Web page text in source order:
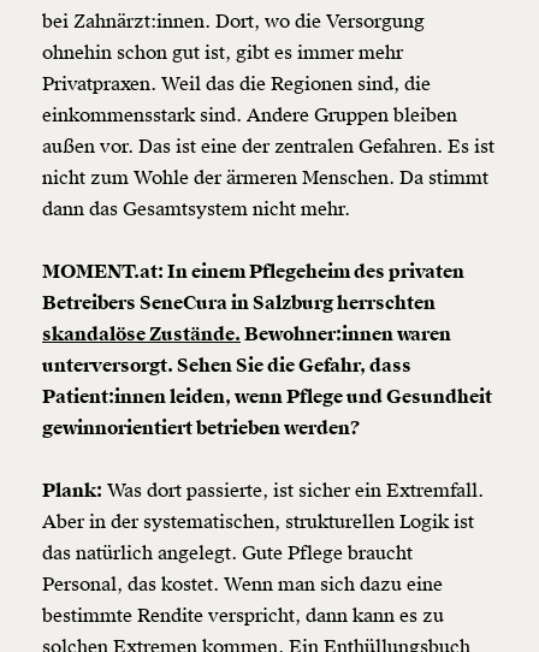
bei Zahnärzt:innen. Dort, wo die Versorgung
ohnehin schon gut ist, gibt es immer mehr
Privatpraxen. Weil das die Regionen sind, die
einkommensstark sind. Andere Gruppen bleiben
außen vor. Das ist eine der zentralen Gefahren. Es ist
nicht zum Wohle der ärmeren Menschen. Da stimmt
dann das Gesamtsystem nicht mehr.
MOMENT.at: In einem Pflegeheim des privaten
Betreibers SeneCura in Salzburg herrschten
skandalöse Zustände. Bewohner:innen waren
unterversorgt. Sehen Sie die Gefahr, dass
Patient:innen leiden, wenn Pflege und Gesundheit
gewinnorientiert betrieben werden?
Plank: Was dort passierte, ist sicher ein Extremfall.
Aber in der systematischen, strukturellen Logik ist
das natürlich angelegt. Gute Pflege braucht
Personal, das kostet. Wenn man sich dazu eine
bestimmte Rendite verspricht, dann kann es zu